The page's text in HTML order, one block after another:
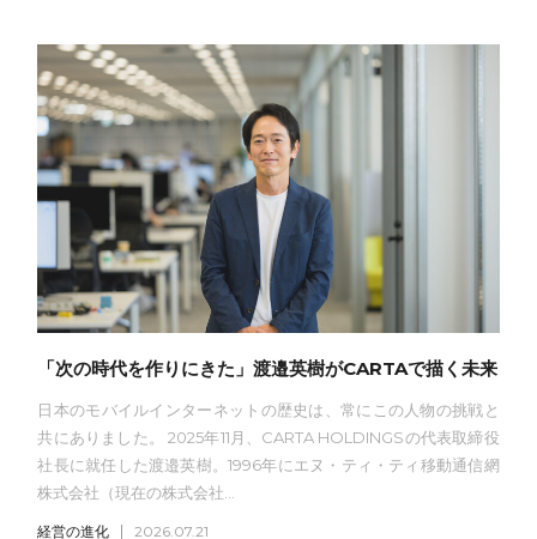
「次の時代を作りにきた」渡邉英樹がCARTAで描く未来
日本のモバイルインターネットの歴史は、常にこの人物の挑戦と
共にありました。 2025年11月、CARTA HOLDINGSの代表取締役
社長に就任した渡邉英樹。1996年にエヌ・ティ・ティ移動通信網
株式会社（現在の株式会社...
経営の進化 2026.07.21